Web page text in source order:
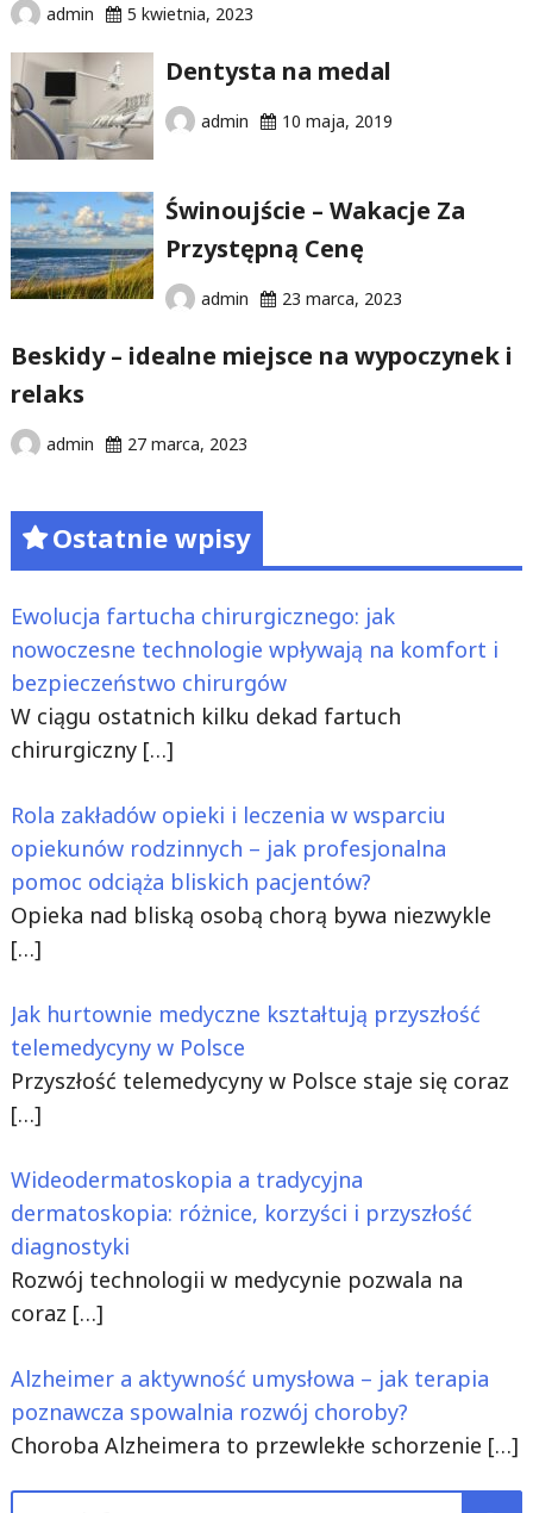
admin 5 kwietnia, 2023
Dentysta na medal
admin 10 maja, 2019
Świnoujście – Wakacje Za
Przystępną Cenę
admin 23 marca, 2023
Beskidy – idealne miejsce na wypoczynek i
relaks
admin 27 marca, 2023
Ostatnie wpisy
Ewolucja fartucha chirurgicznego: jak
nowoczesne technologie wpływają na komfort i
bezpieczeństwo chirurgów
W ciągu ostatnich kilku dekad fartuch
chirurgiczny […]
Rola zakładów opieki i leczenia w wsparciu
opiekunów rodzinnych – jak profesjonalna
pomoc odciąża bliskich pacjentów?
Opieka nad bliską osobą chorą bywa niezwykle
[…]
Jak hurtownie medyczne kształtują przyszłość
telemedycyny w Polsce
Przyszłość telemedycyny w Polsce staje się coraz
[…]
Wideodermatoskopia a tradycyjna
dermatoskopia: różnice, korzyści i przyszłość
diagnostyki
Rozwój technologii w medycynie pozwala na
coraz […]
Alzheimer a aktywność umysłowa – jak terapia
poznawcza spowalnia rozwój choroby?
Choroba Alzheimera to przewlekłe schorzenie […]